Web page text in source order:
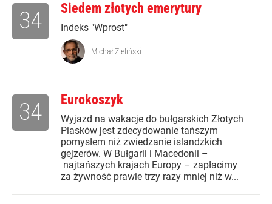
Siedem złotych emerytury
Indeks "Wprost"
34
Michał Zieliński
Eurokoszyk
Wyjazd na wakacje do bułgarskich Złotych
Piasków jest zdecydowanie tańszym
pomysłem niż zwiedzanie islandzkich
gejzerów. W Bułgarii i Macedonii –
najtańszych krajach Europy – zapłacimy
za żywność prawie trzy razy mniej niż w...
34